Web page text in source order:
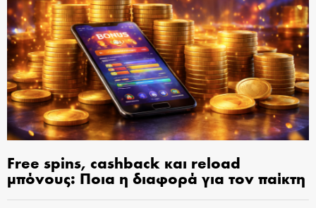
Free spins, cashback και reload
μπόνους: Ποια η διαφορά για τον παίκτη